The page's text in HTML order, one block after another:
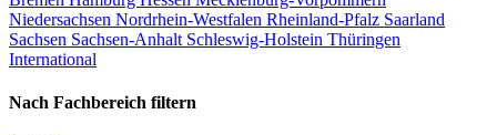
Niedersachsen Nordrhein-Westfalen Rheinland-Pfalz Saarland
Sachsen Sachsen-Anhalt Schleswig-Holstein Thüringen
International
Nach Fachbereich filtern